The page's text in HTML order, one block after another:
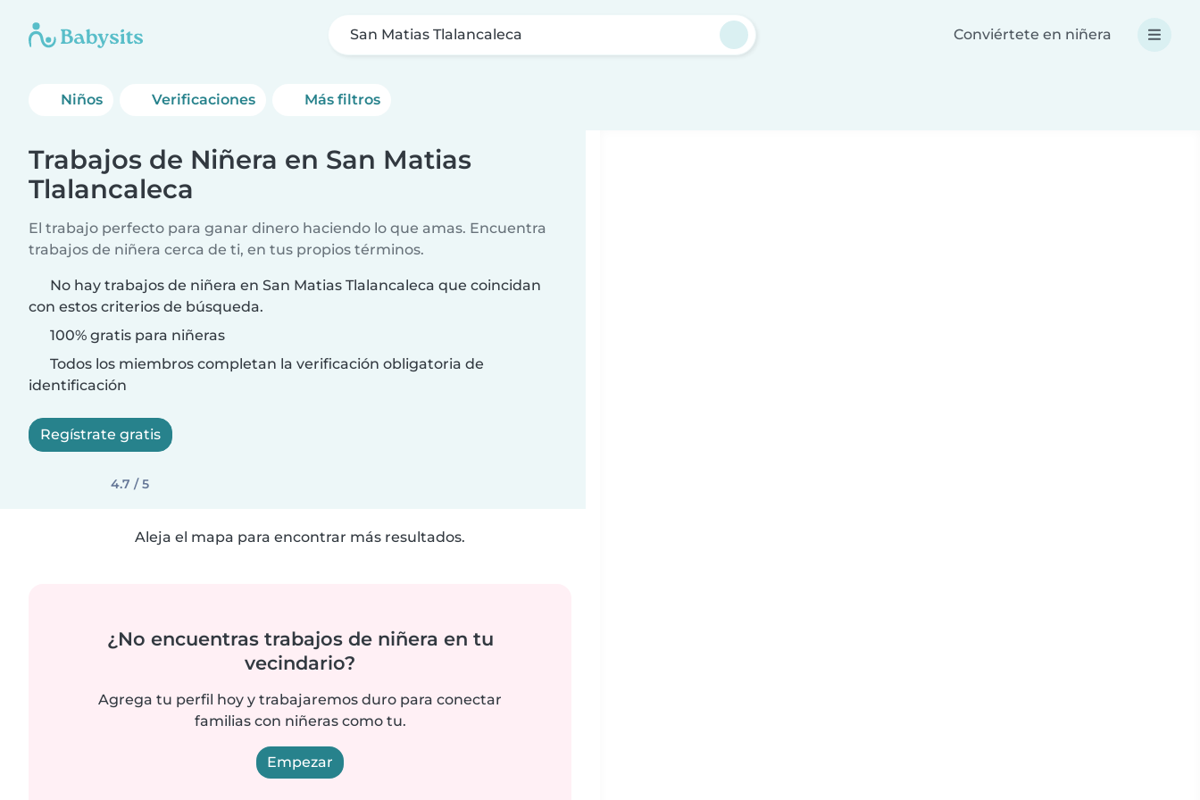
San Matias Tlalancaleca Conviértete en niñera
Niños Verificaciones Más filtros
Trabajos de Niñera en San Matias
Tlalancaleca
El trabajo perfecto para ganar dinero haciendo lo que amas. Encuentra
trabajos de niñera cerca de ti, en tus propios términos.
No hay trabajos de niñera en San Matias Tlalancaleca que coincidan
con estos criterios de búsqueda.
100% gratis para niñeras
Todos los miembros completan la verificación obligatoria de
identificación
Regístrate gratis
4.7 / 5
Aleja el mapa para encontrar más resultados.
¿No encuentras trabajos de niñera en tu
vecindario?
Agrega tu perfil hoy y trabajaremos duro para conectar
familias con niñeras como tu.
Empezar